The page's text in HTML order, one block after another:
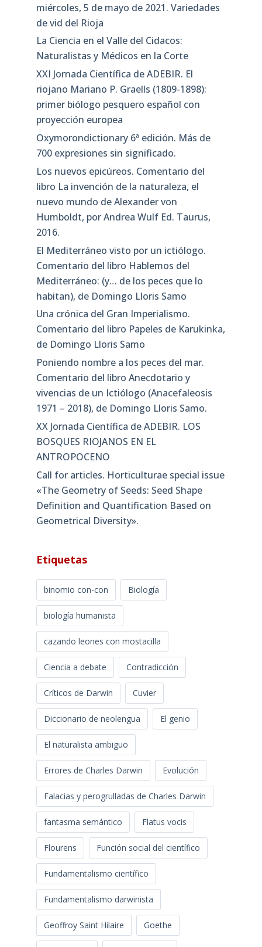
miércoles, 5 de mayo de 2021. Variedades
de vid del Rioja
La Ciencia en el Valle del Cidacos:
Naturalistas y Médicos en la Corte
XXI Jornada Científica de ADEBIR. El
riojano Mariano P. Graells (1809-1898):
primer biólogo pesquero español con
proyección europea
Oxymorondictionary 6ª edición. Más de
700 expresiones sin significado.
Los nuevos epicúreos. Comentario del
libro La invención de la naturaleza, el
nuevo mundo de Alexander von
Humboldt, por Andrea Wulf Ed. Taurus,
2016.
El Mediterráneo visto por un ictiólogo.
Comentario del libro Hablemos del
Mediterráneo: (y… de los peces que lo
habitan), de Domingo Lloris Samo
Una crónica del Gran Imperialismo.
Comentario del libro Papeles de Karukinka,
de Domingo Lloris Samo
Poniendo nombre a los peces del mar.
Comentario del libro Anecdotario y
vivencias de un Ictiólogo (Anacefaleosis
1971 – 2018), de Domingo Lloris Samo.
XX Jornada Científica de ADEBIR. LOS
BOSQUES RIOJANOS EN EL
ANTROPOCENO
Call for articles. Horticulturae special issue
«The Geometry of Seeds: Seed Shape
Definition and Quantification Based on
Geometrical Diversity»​.
Etiquetas
binomio con-con Biología
biología humanista
cazando leones con mostacilla
Ciencia a debate Contradicción
Críticos de Darwin Cuvier
Diccionario de neolengua El genio
El naturalista ambiguo
Errores de Charles Darwin Evolución
Falacias y perogrulladas de Charles Darwin
fantasma semántico Flatus vocis
Flourens Función social del científico
Fundamentalismo científico
Fundamentalismo darwinista
Geoffroy Saint Hilaire Goethe